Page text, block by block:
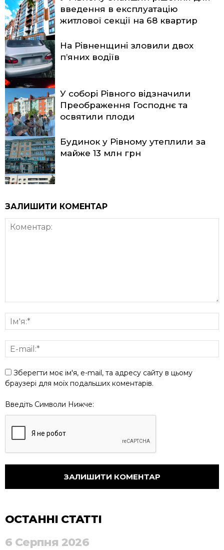
введення в експлуатацію
житлової секції на 68 квартир
На Рівненщині зловили двох
п’яних водіїв
У соборі Рівного відзначили
Преображення Господнє та
освятили плоди
Будинок у Рівному утеплили за
майже 13 млн грн
ЗАЛИШИТИ КОМЕНТАР
Зберегти моє ім'я, e-mail, та адресу сайту в цьому
браузері для моїх подальших коментарів.
Введіть Символи Нижче:
ОСТАННІ СТАТТІ
6 Серпня 2026